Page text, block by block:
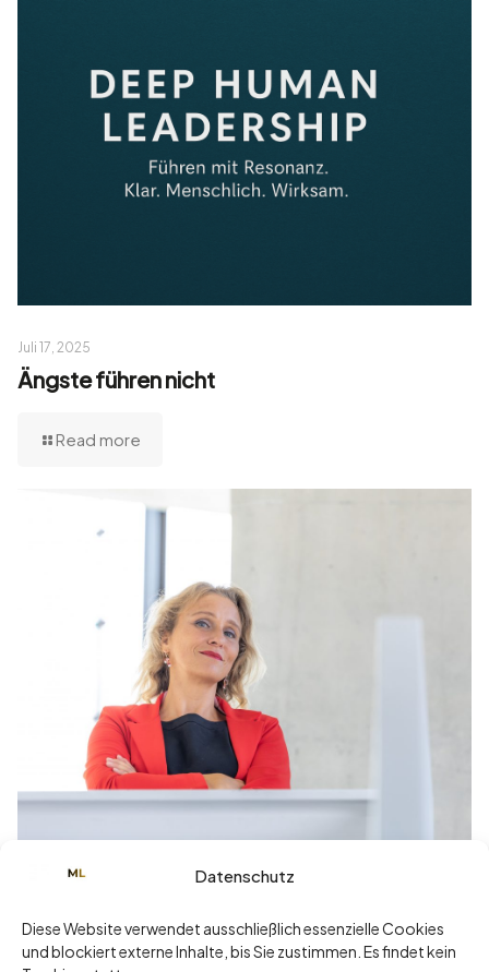
Datenschutz
Diese Website verwendet ausschließlich essenzielle Cookies
und blockiert externe Inhalte, bis Sie zustimmen. Es findet kein
Juli 17, 2025
Ängste führen nicht
Read more
„Ich mach’s lieber selbst.“ – Der teuerste
Satz einer Führungskraft